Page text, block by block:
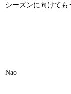
シーズンに向けても
Nao